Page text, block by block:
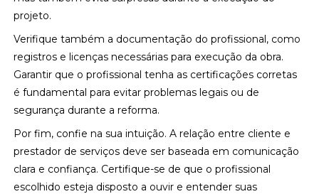
projeto.
Verifique também a documentação do profissional, como
registros e licenças necessárias para execução da obra.
Garantir que o profissional tenha as certificações corretas
é fundamental para evitar problemas legais ou de
segurança durante a reforma.
Por fim, confie na sua intuição. A relação entre cliente e
prestador de serviços deve ser baseada em comunicação
clara e confiança. Certifique-se de que o profissional
escolhido esteja disposto a ouvir e entender suas